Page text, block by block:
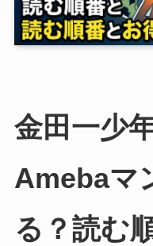
金田一少
Amebaマ
る？読む